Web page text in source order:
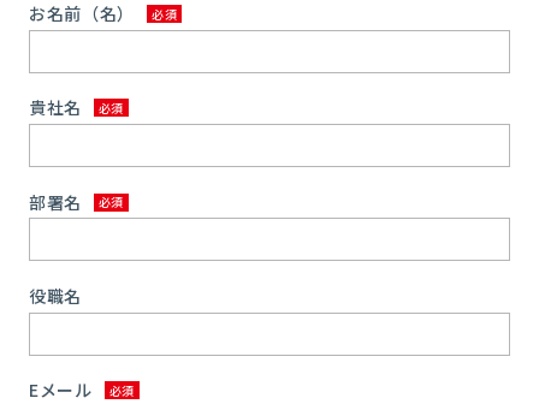
お名前（名）
貴社名
部署名
役職名
Eメール